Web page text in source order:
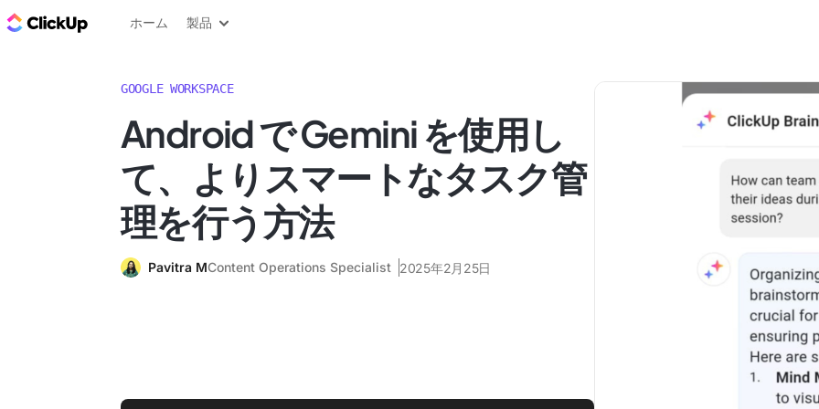
ClickUp ブログ
ホーム 製品
GOOGLE WORKSPACE
Android で Gemini を使用し
て、よりスマートなタスク管
理を行う方法
Pavitra MContent Operations Specialist 2025年2月25日